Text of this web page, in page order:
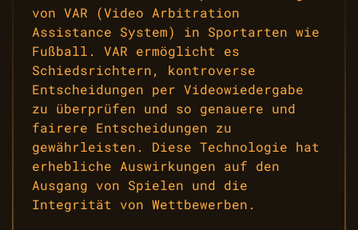
von VAR (Video Arbitration
Assistance System) in Sportarten wie
Fußball. VAR ermöglicht es
Schiedsrichtern, kontroverse
Entscheidungen per Videowiedergabe
zu überprüfen und so genauere und
fairere Entscheidungen zu
gewährleisten. Diese Technologie hat
erhebliche Auswirkungen auf den
Ausgang von Spielen und die
Integrität von Wettbewerben.